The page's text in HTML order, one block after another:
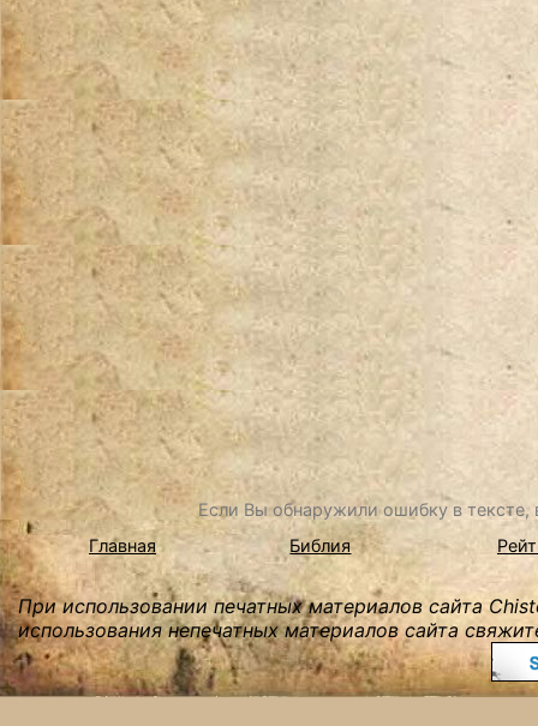
Если Вы обнаружили ошибку в
Главная
Библия
При использовании печатных материалов сайта
использования непечатных материалов сайта